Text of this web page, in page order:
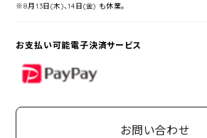
※8月13日(木)、14日(金) も休業。
お支払い可能電子決済サービス
PayPay
お問い合わせ